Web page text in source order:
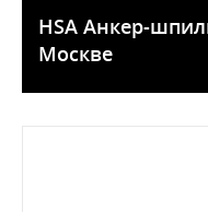
HSA Анкер-
Москве